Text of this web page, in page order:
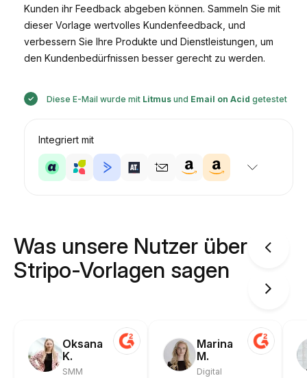
Kunden ihr Feedback abgeben können. Sammeln Sie mit
dieser Vorlage wertvolles Kundenfeedback, und
verbessern Sie Ihre Produkte und Dienstleistungen, um
den Kundenbedürfnissen besser gerecht zu werden.
Diese E-Mail wurde mit Litmus und Email on Acid getestet
Integriert mit
Was unsere Nutzer über
Stripo-Vorlagen sagen
Oksana
K.
SMM
Marina
M.
Digital